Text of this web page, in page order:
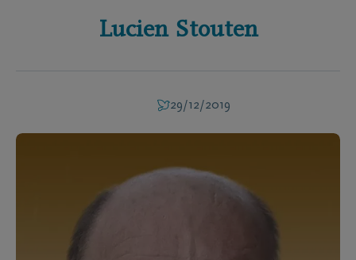
Lucien Stouten
29/12/2019